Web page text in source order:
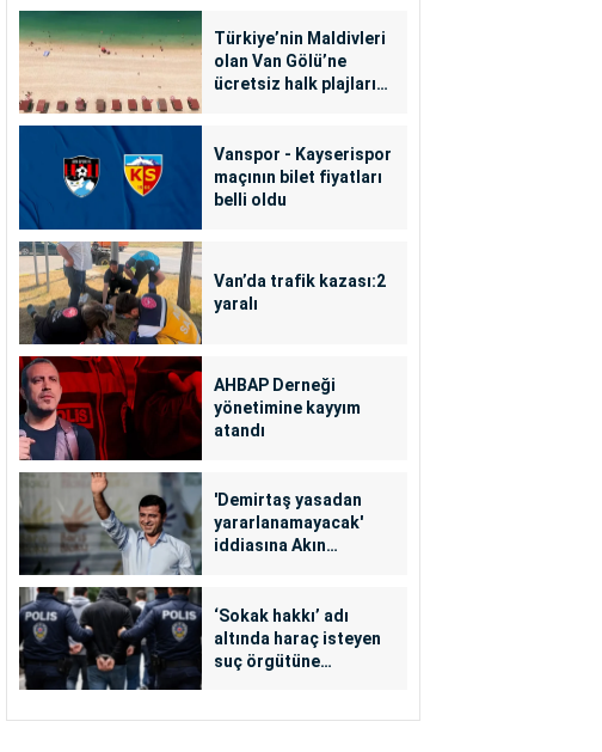
Türkiye’nin Maldivleri
olan Van Gölü’ne
ücretsiz halk plajları
Vanspor - Kayserispor
maçının bilet fiyatları
belli oldu
Van’da trafik kazası:2
yaralı
AHBAP Derneği
yönetimine kayyım
atandı
'Demirtaş yasadan
yararlanamayacak'
iddiasına Akın
‘Sokak hakkı’ adı
altında haraç isteyen
suç örgütüne